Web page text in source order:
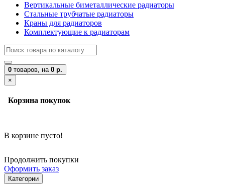
Вертикальные биметаллические радиаторы
Стальные трубчатые радиаторы
Краны для радиаторов
Комплектующие к радиаторам
0 товаров, на 0 р.
×
Корзина покупок
В корзине пусто!
Продолжить покупки
Оформить заказ
Категории